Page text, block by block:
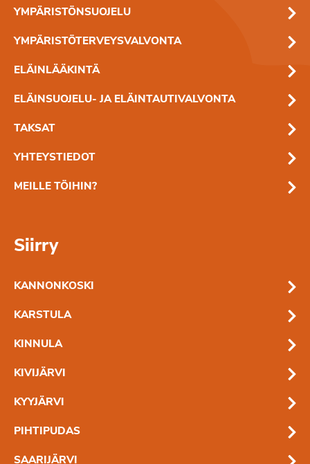
YMPÄRISTÖNSUOJELU
YMPÄRISTÖTERVEYSVALVONTA
ELÄINLÄÄKINTÄ
ELÄINSUOJELU- JA ELÄINTAUTIVALVONTA
TAKSAT
YHTEYSTIEDOT
MEILLE TÖIHIN?
Siirry
KANNONKOSKI
KARSTULA
KINNULA
KIVIJÄRVI
KYYJÄRVI
PIHTIPUDAS
SAARIJÄRVI